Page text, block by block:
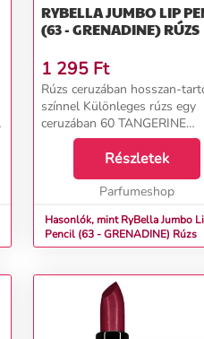
RYBELLA JUMBO LIP
(63 - GRENADINE) RÚZS
1 295 Ft
Rúzs ceruzában hosszan-
színnel Különleges rúzs egy
ceruzában 60 TANGERINE
TANGO&nbsp;az olasz RyBella
márkától, amellyel az ajkak
kontúrozhatók vagy
tartós színekkel tölthet...
Részletek
Parfumeshop
Hasonlók, mint RyBella Jumbo
Pencil (63 - GRENADINE) Rúzs